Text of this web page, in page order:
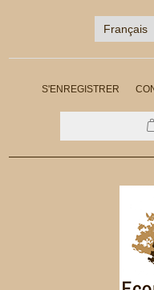
S'ENREGISTRER